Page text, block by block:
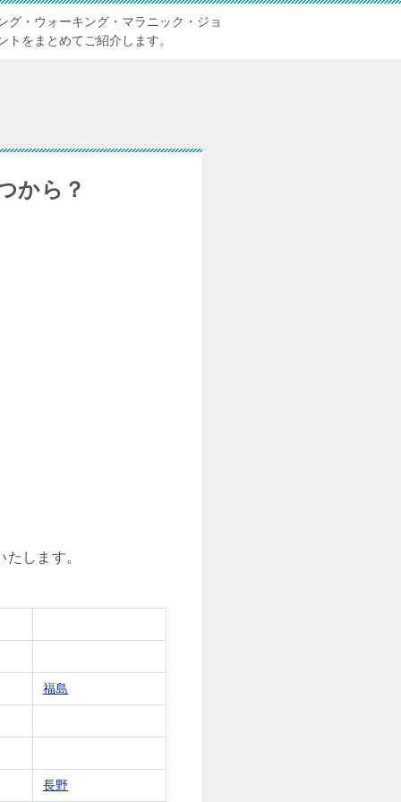
グ・ウォーキング・マラニック・ジョ
をまとめてご紹介します。
から？
します。
福島
長野